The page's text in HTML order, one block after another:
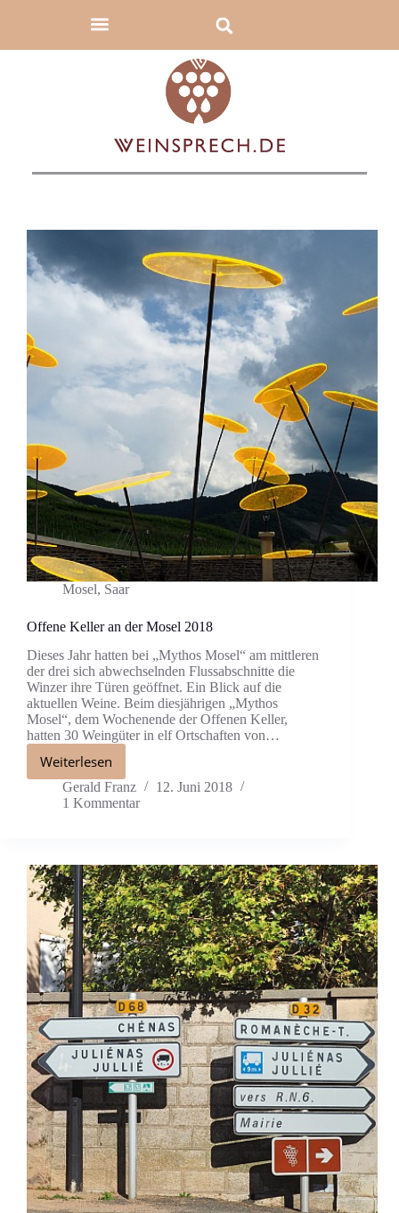
Mosel, Saar
Offene Keller an der Mosel 2018
Dieses Jahr hatten bei „Mythos Mosel“ am mittleren
der drei sich abwechselnden Flussabschnitte die
Winzer ihre Türen geöffnet. Ein Blick auf die
aktuellen Weine. Beim diesjährigen „Mythos
Mosel“, dem Wochenende der Offenen Keller,
hatten 30 Weingüter in elf Ortschaften von…
Weiterlesen
Gerald Franz
12. Juni 2018
1 Kommentar